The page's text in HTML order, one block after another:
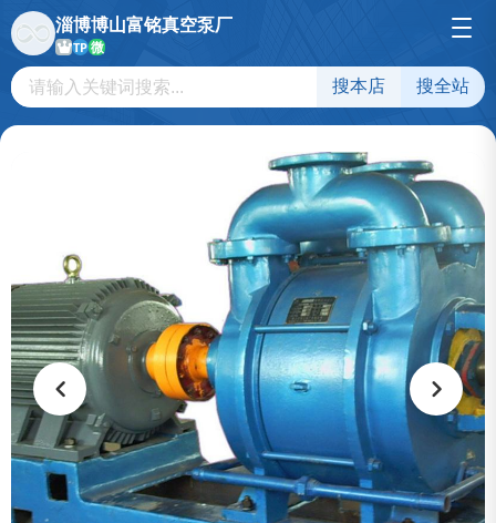
淄博博山富铭真空泵厂
TP微
搜本店 搜全站